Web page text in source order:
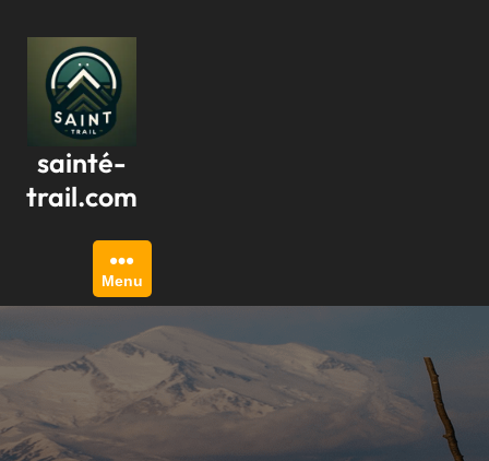
contenu
sainté-
trail.com
Menu